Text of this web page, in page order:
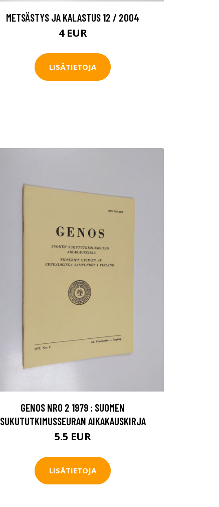
METSÄSTYS JA KALASTUS 12 / 2004
4 EUR
LISÄTIETOJA
GENOS NRO 2 1979 : SUOMEN
SUKUTUTKIMUSSEURAN AIKAKAUSKIRJA
5.5 EUR
LISÄTIETOJA